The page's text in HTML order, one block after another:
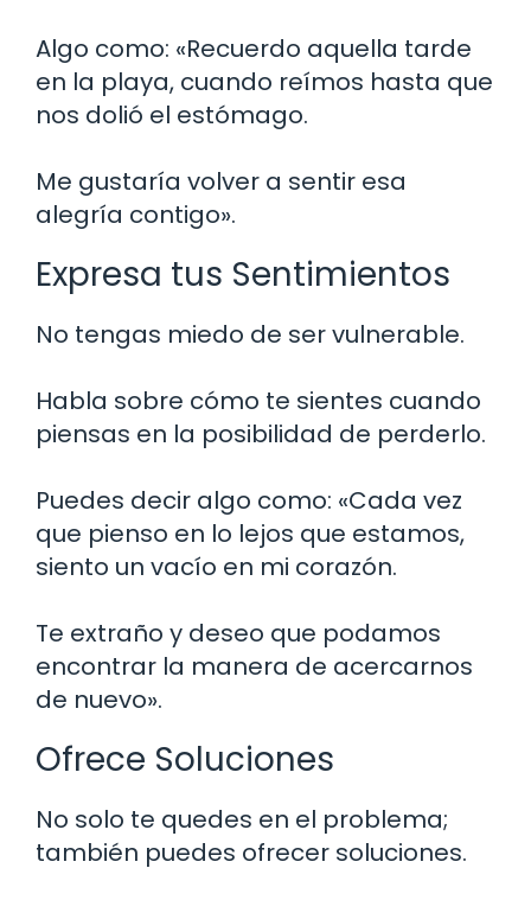
Algo como: «Recuerdo aquella tarde
en la playa, cuando reímos hasta que
nos dolió el estómago.
Me gustaría volver a sentir esa
alegría contigo».
Expresa tus Sentimientos
No tengas miedo de ser vulnerable.
Habla sobre cómo te sientes cuando
piensas en la posibilidad de perderlo.
Puedes decir algo como: «Cada vez
que pienso en lo lejos que estamos,
siento un vacío en mi corazón.
Te extraño y deseo que podamos
encontrar la manera de acercarnos
de nuevo».
Ofrece Soluciones
No solo te quedes en el problema;
también puedes ofrecer soluciones.